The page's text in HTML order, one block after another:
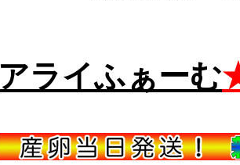
アライふぁーむ